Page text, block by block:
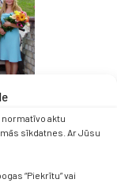
aktu
sīkdatnes. Ar Jūsu
“Piekrītu” vai